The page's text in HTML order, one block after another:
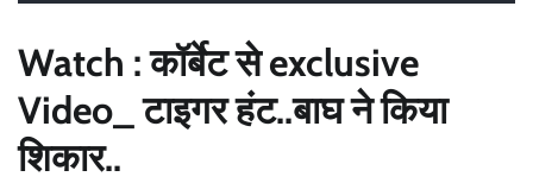
Watch : कॉर्बेट से exclusive
Video_ टाइगर हंट..बाघ ने किया
शिकार..